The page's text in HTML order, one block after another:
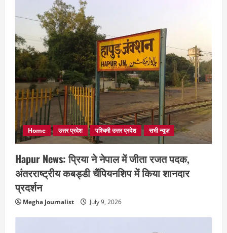
Home उत्तर प्रदेश पश्चिमी उत्तर प्रदेश सभी न्यूज़
Hapur News: प्रिया ने नेपाल में जीता रजत पदक,
अंतरराष्ट्रीय कबड्डी चैंपियनशिप में किया शानदार
प्रदर्शन
Megha Journalist July 9, 2026